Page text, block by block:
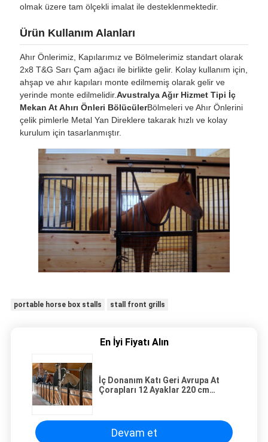
olmak üzere tam ölçekli imalat ile desteklenmektedir.
Ürün Kullanım Alanları
Ahır Önlerimiz, Kapılarımız ve Bölmelerimiz standart olarak
2x8 T&G Sarı Çam ağacı ile birlikte gelir. Kolay kullanım için,
ahşap ve ahır kapıları monte edilmemiş olarak gelir ve
yerinde monte edilmelidir.Avustralya Ağır Hizmet Tipi İç
Mekan At Ahırı Önleri BölücülerBölmeleri ve Ahır Önlerini
çelik pimlerle Metal Yan Direklere takarak hızlı ve kolay
kurulum için tasarlanmıştır.
portable horse box stalls stall front grills
En İyi Fiyatı Alın
İç Donanım Katı Geri Avrupa At
Çorapları 12 Ayaklar 220 cm
Devam et